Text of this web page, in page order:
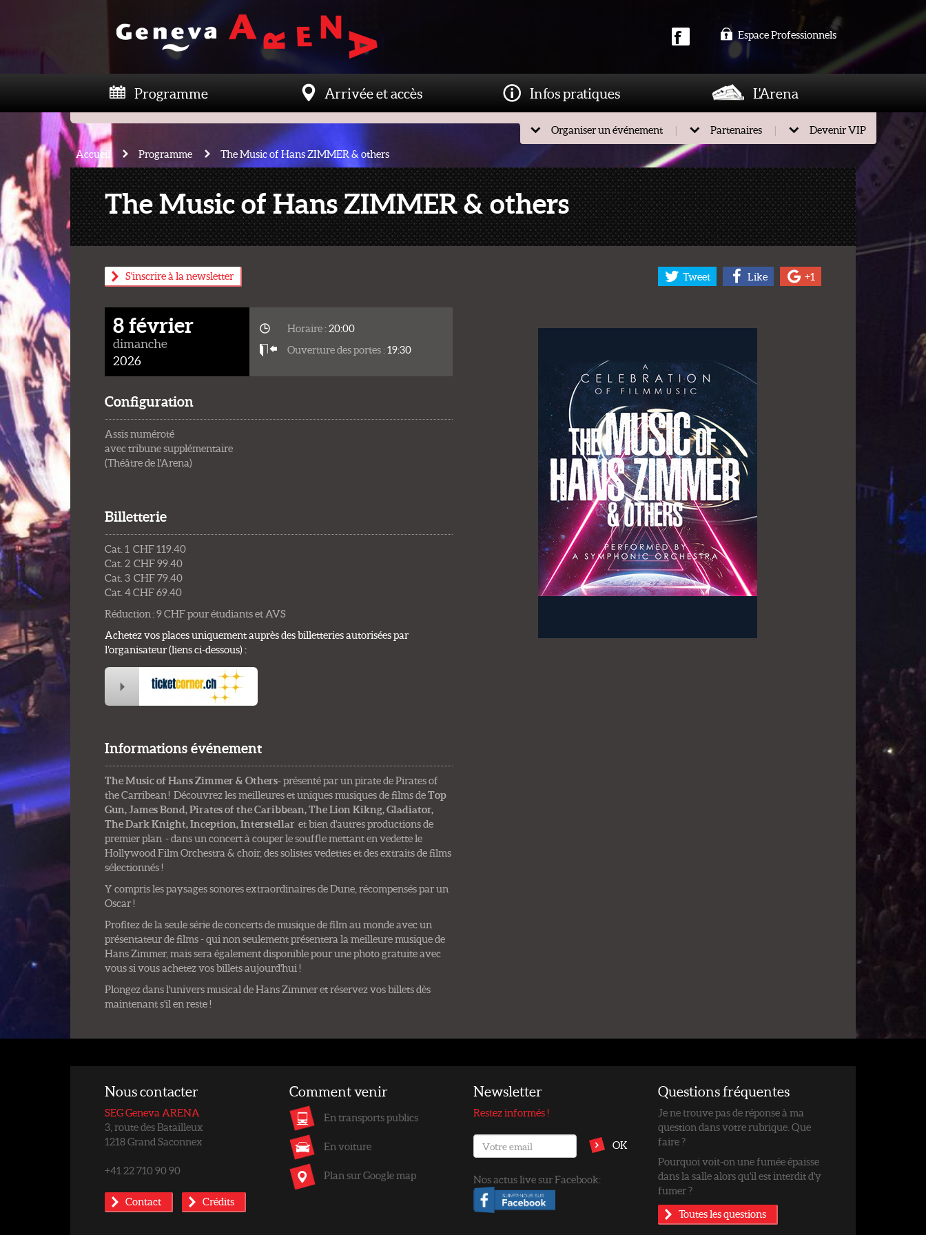
Espace Professionnels
Programme Arrivée et accès Infos pratiques L'Arena
Organiser un événement Partenaires
Devenir VIP
Accueil
Programme The Music of Hans ZIMMER & others
The Music of Hans ZIMMER & others
S'inscrire à la newsletter Tweet Like +1
8 février
dimanche
2026
Horaire :20:00
Ouverture des portes :19:30
Configuration
Assis numéroté
avec tribune supplémentaire
(Théâtre de l'Arena)
Billetterie
Cat. 1 CHF 119.40
Cat. 2 CHF 99.40
Cat. 3 CHF 79.40
Cat. 4 CHF 69.40
Réduction : 9 CHF pour étudiants et AVS
Achetez vos places uniquement auprès des billetteries autorisées par
l’organisateur (liens ci-dessous) :
Informations événement
The Music of Hans Zimmer & Others- présenté par un pirate de Pirates of
the Carribean ! Découvrez les meilleures et uniques musiques de films deTop
Gun, James Bond, Pirates of the Caribbean, The Lion Kikng, Gladiator,
The Dark Knight, Inception, Interstellar et bien d'autres productions de
premier plan - dans un concert à couper le souffle mettant en vedette le
Hollywood Film Orchestra & choir, des solistes vedettes et des extraits de films
sélectionnés !
Y compris les paysages sonores extraordinaires de Dune, récompensés par un
Oscar !
Profitez de la seule série de concerts de musique de film au monde avec un
présentateur de films - qui non seulement présentera la meilleure musique de
Hans Zimmer, mais sera également disponible pour une photo gratuite avec
vous si vous achetez vos billets aujourd'hui !
Plongez dans l'univers musical de Hans Zimmer et réservez vos billets dès
maintenant s'il en reste !
Nous contacter
SEG Geneva ARENA
3, route des Batailleux
1218 Grand Saconnex
+41 22 710 90 90
Contact Crédits
Comment venir
En transports publics
En voiture
Plan sur Google map
Newsletter
Restez informés !
OK
Nos actus live sur Facebook:
Questions fréquentes
Je ne trouve pas de réponse à ma
question dans votre rubrique. Que
faire ?
Pourquoi voit-on une fumée épaisse
dans la salle alors qu'il est interdit d'y
fumer ?
Toutes les questions